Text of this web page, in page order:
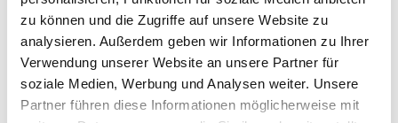
zu können und die Zugriffe auf unsere Website zu
analysieren. Außerdem geben wir Informationen zu Ihrer
Verwendung unserer Website an unsere Partner für
soziale Medien, Werbung und Analysen weiter. Unsere
Partner führen diese Informationen möglicherweise mit
MOUNTAIN WEATHER IN SOUTH TYROL